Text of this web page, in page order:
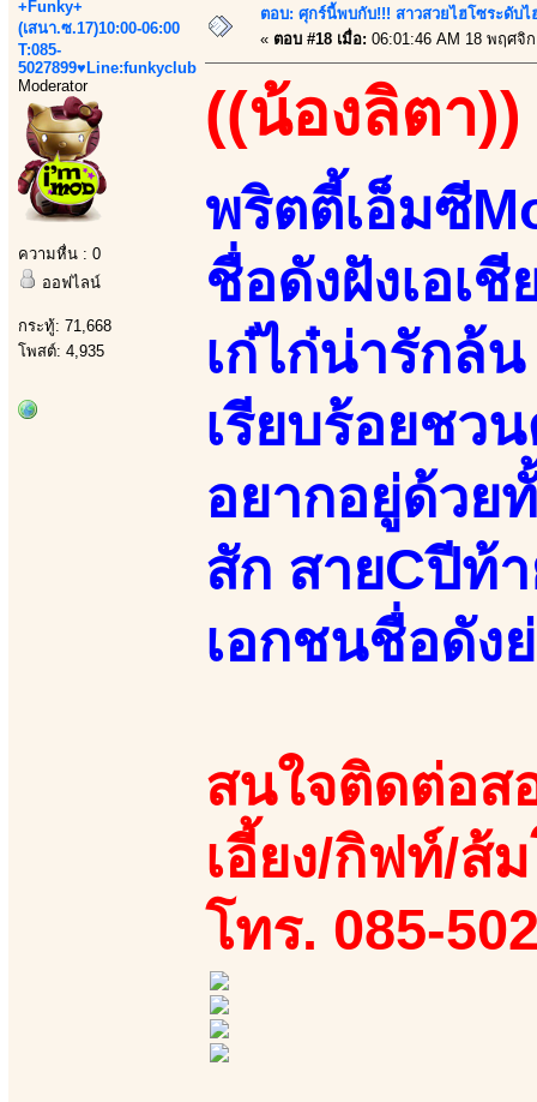
+Funky+
(เสนา.ซ.17)10:00-06:00
T:085-
5027899♥Line:funkyclub
Moderator
ความหื่น : 0
ออฟไลน์
กระทู้: 71,668
โพสต์: 4,935
ตอบ: ศุกร์นี้พบกับ!!! สาวสวยไฮโซระดับไ
« ตอบ #18 เมื่อ: 06:01:46 AM 18 พฤศจิ
((น้องลิตา))
พริตตี้เอ็มซี
ชื่อดังฝังเอเ
เก๋ไก๋น่ารักล้
เรียบร้อยชว
อยากอยู่ด้วย
สัก สายCปีท้
เอกชนชื่อดัง
สนใจติดต่อส
เอี้ยง/กิฟท์/ส้
โทร. 085-